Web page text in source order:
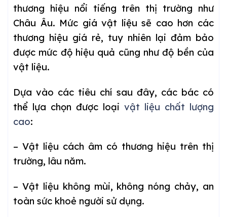
thương hiệu nổi tiếng trên thị trường như
Châu Âu. Mức giá vật liệu sẽ cao hơn các
thương hiệu giá rẻ, tuy nhiên lại đảm bảo
được mức độ hiệu quả cũng như độ bền của
vật liệu.
Dựa vào các tiêu chí sau đây, các bác có
thể lựa chọn được loại vật liệu chất lượng
cao:
– Vật liệu cách âm có thương hiệu trên thị
trường, lâu năm.
– Vật liệu không mùi, không nóng chảy, an
toàn sức khoẻ người sử dụng.